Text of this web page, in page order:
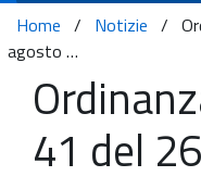
Home / Notizie /
agosto …
41 del